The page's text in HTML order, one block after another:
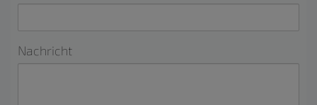
Nachricht